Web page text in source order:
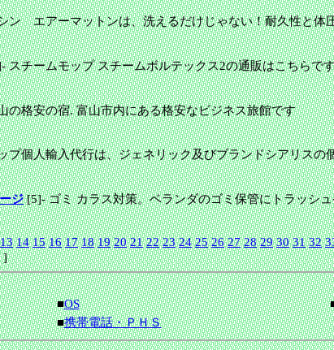
ン エアーマットンは、洗えるだけじゃない！耐久性と体
-スチームモップ スチームボルテックス2の通販はこちらで
の格安の宿. 富山市内にある格安なビジネス旅館です
プ個人輸入代行は、ジェネリック及びブランドシアリス
ジ[5]-ゴミ カラス対策。ベランダのゴミ保管にトラッシ
13 14 15 16 17 18 19 20 21 22 23 24 25 26 27 28 29 30 31 32
]
■OS
■携帯電話・ＰＨＳ